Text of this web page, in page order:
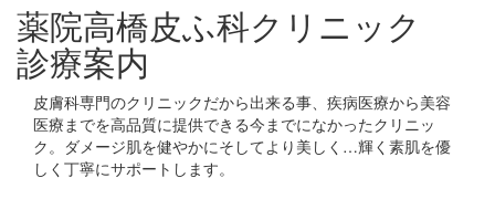
薬院高橋皮ふ科クリニック
診療案内
皮膚科専門のクリニックだから出来る事、疾病医療から美容
医療までを高品質に提供できる今までになかったクリニッ
ク。ダメージ肌を健やかにそしてより美しく…輝く素肌を優
しく丁寧にサポートします。